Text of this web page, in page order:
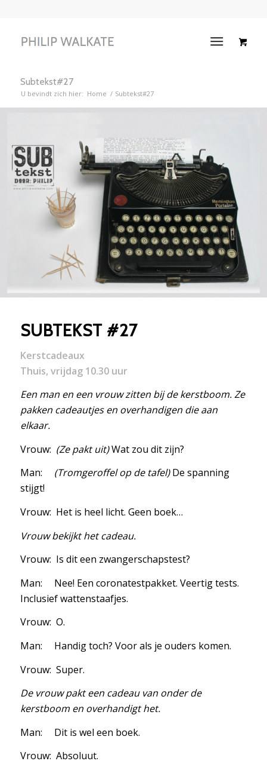
Subtekst#27
U bevindt zich hier: Home / Subtekst#27
SUBTEKST #27
Kerstcadeaux
Thuis, vrijdag 10.30 uur
Een man en een vrouw zitten bij de kerstboom. Ze
pakken cadeautjes en overhandigen die aan
elkaar.
Vrouw: (Ze pakt uit)Wat zou dit zijn?
Man: (Tromgeroffel op de tafel)De spanning
stijgt!
Vrouw: Het is heel licht. Geen boek…
Vrouw bekijkt het cadeau.
Vrouw: Is dit een zwangerschapstest?
Man: Nee! Een coronatestpakket. Veertig tests.
Inclusief wattenstaafjes.
Vrouw: O.
Man: Handig toch? Voor als je ouders komen.
Vrouw: Super.
De vrouw pakt een cadeau van onder de
kerstboom en overhandigt het.
Man: Dit is wel een boek.
Vrouw: Absoluut.